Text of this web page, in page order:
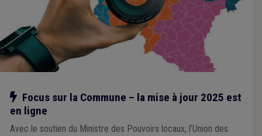
Notre action
Focus sur la Commune – la mise à jour 2025 est
en ligne
Avec le soutien du Ministre des Pouvoirs locaux, l’Union des